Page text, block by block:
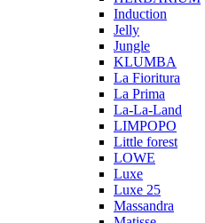
Induction
Jelly
Jungle
KLUMBA
La Fioritura
La Prima
La-La-Land
LIMPOPO
Little forest
LOWE
Luxe
Luxe 25
Massandra